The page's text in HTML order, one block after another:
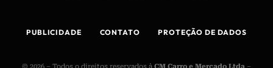
PUBLICIDADE CONTATO PROTEÇÃO DE DADOS